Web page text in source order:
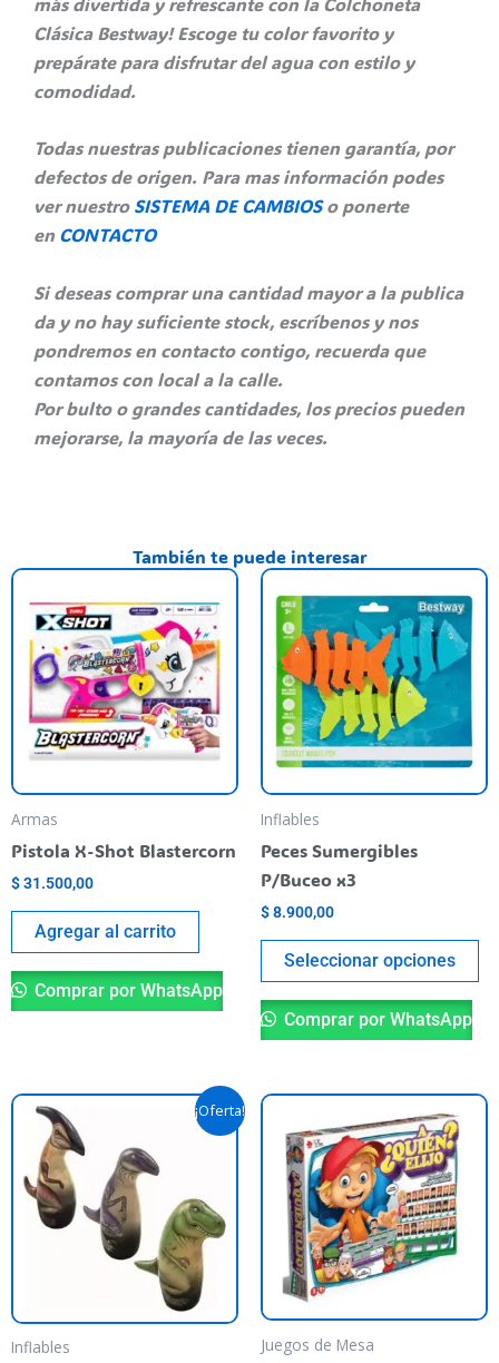
Clásica Bestway! Escoge tu color favorito y
prepárate para disfrutar del agua con estilo y
comodidad.
Todas nuestras publicaciones tienen garantía, por
defectos de origen. Para mas información podes
ver nuestroSISTEMA DE CAMBIOS o ponerte
en CONTACTO
Si deseas comprar una cantidad mayor a la publica
da y no hay suficiente stock, escríbenos y nos
pondremos en contacto contigo, recuerda que
contamos con local a la calle.
Por bulto o grandes cantidades, los precios pueden
mejorarse, la mayoría de las veces.
También te puede interesar
Armas
Pistola X-Shot Blastercorn
$31.500,00
Agregar al carrito
Comprar por WhatsApp
Inflables
Peces Sumergibles
P/Buceo x3
$8.900,00
Seleccionar opciones
se
Comprar por WhatsApp
¡Oferta!
Inflables
El
era:
$ 20.290,00.
El
precio
actual
Este
producto
variantes.
opciones
se
pueden
Juegos de Mesa